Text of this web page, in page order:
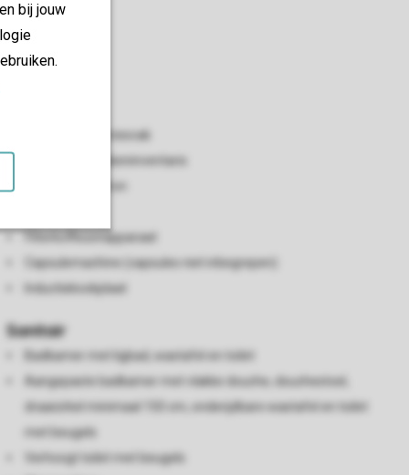
bij jouw
Keuken
Koelkast met vriesvak
Standaard keukeninventaris
Filterkoffiezetapparaat
Capsulemachine (capsules niet inbegrepen)
Inductiekookplaat
Sanitair
Badkamer met ligbad, wastafel en toilet
Aangepaste badkamer met vlakke douche, douchestoel,
draaicirkel minimaal 150 cm, onderijdbare wastafel en toilet
met beugels
Verhoogt toilet met beugels